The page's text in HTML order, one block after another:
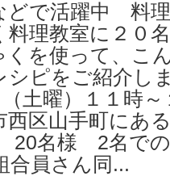
どで活躍中 料
理教室に２０
くを使って、こ
ピをご紹介し
土曜）１１時
西区山手町にあ
20名様 2名で
合員さん同...